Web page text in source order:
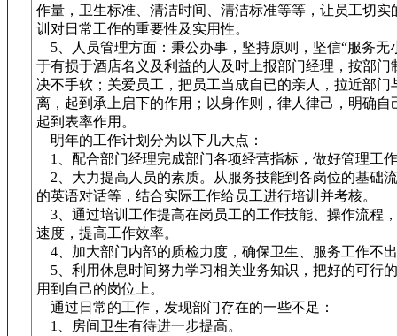
作量，卫生标准、清洁时间、清洁标准等等，让员工切实
训对日常工作的重要性及实用性。
5、人员管理方面：秉公办事，坚持原则，坚信“服务无
于有损于酒店名义及利益的人及时上报部门经理，按部门
决不手软；关爱员工，把员工当成自已的亲人，拉近部门
离，起到承上启下的作用；以身作则，律人律己，明确自
起到表率作用。
明年的工作计划分为以下几大点：
1、配合部门经理完成部门各项经营指标，做好管理工
2、大力提高人员的素质。从服务技能到各岗位的基础
的英语对话等，结合实际工作给员工进行培训并考核。
3、通过培训工作提高在岗员工的工作技能、操作流程
速度，提高工作效率。
4、加大部门内部的质检力度，确保卫生、服务工作不
5、利用休息时间努力学习相关业务知识，把好的可行
用到自己的岗位上。
通过日常的工作，发现部门存在的一些不足：
1、房间卫生有待进一步提高。